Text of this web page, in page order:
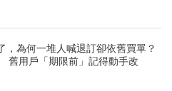
，為何一堆人喊退訂卻依舊買單？
用戶「期限前」記得動手改